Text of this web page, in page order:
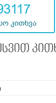
კითხვა